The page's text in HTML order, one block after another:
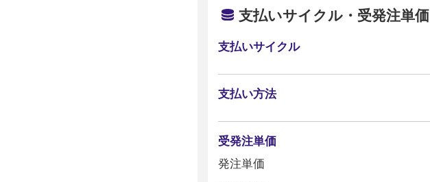
支払いサイクル・受発注単価
支払いサイクル
支払い方法
受発注単価
発注単価